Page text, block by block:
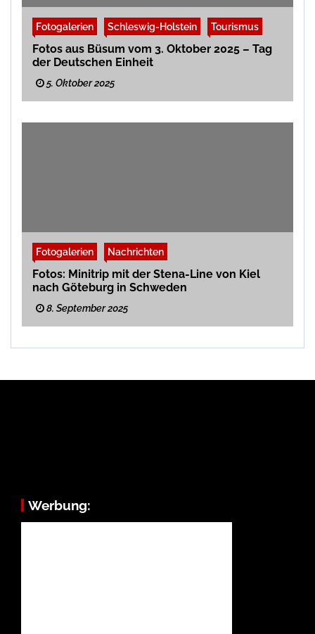
Fotogalerien Schleswig-Holstein Tourismus
Fotos aus Büsum vom 3. Oktober 2025 – Tag
der Deutschen Einheit
5. Oktober 2025
Fotogalerien Nachrichten
Fotos: Minitrip mit der Stena-Line von Kiel
nach Göteburg in Schweden
8. September 2025
Werbung: